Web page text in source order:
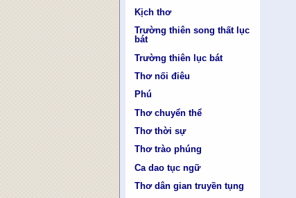
Kịch thơ
Trường thiên song thất lục
bát
Trường thiên lục bát
Thơ nối điêu
Phú
Thơ chuyển thể
Thơ thời sự
Thơ trào phúng
Ca dao tục ngữ
Thơ dân gian truyền tụng